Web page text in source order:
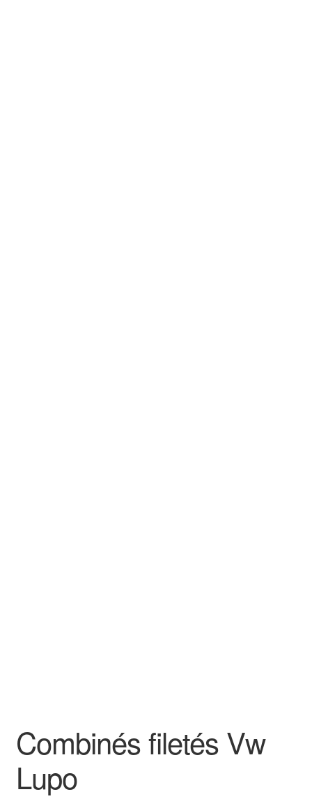
Combinés filetés Vw
Lupo